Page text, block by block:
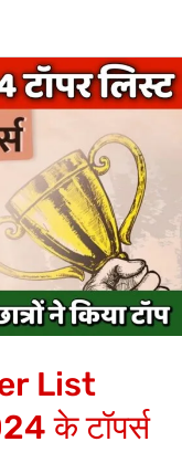
List
के टॉपर्स